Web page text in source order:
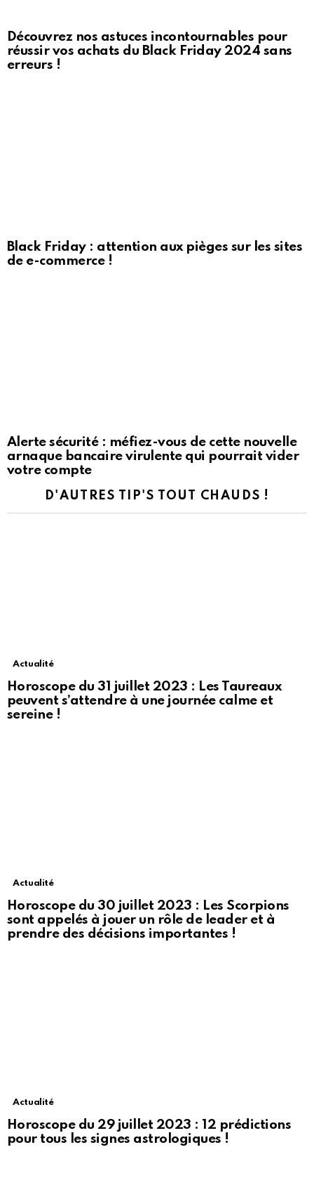
Découvrez nos astuces incontournables pour
réussir vos achats du Black Friday 2024 sans
erreurs !
Black Friday : attention aux pièges sur les sites
de e-commerce !
Alerte sécurité : méfiez-vous de cette nouvelle
arnaque bancaire virulente qui pourrait vider
votre compte
D'AUTRES TIP'S TOUT CHAUDS !
Actualité
Horoscope du 31 juillet 2023 : Les Taureaux
peuvent s’attendre à une journée calme et
sereine !
Actualité
Horoscope du 30 juillet 2023 : Les Scorpions
sont appelés à jouer un rôle de leader et à
prendre des décisions importantes !
Actualité
Horoscope du 29 juillet 2023 : 12 prédictions
pour tous les signes astrologiques !